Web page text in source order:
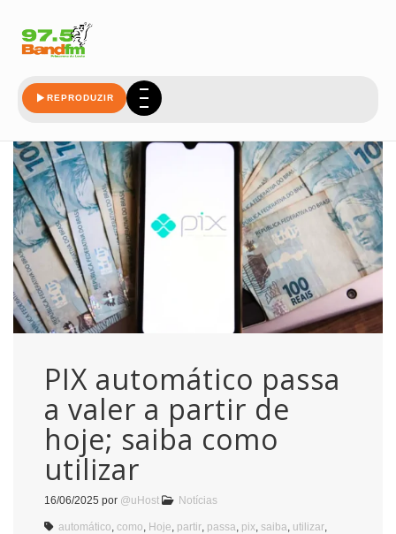
REPRODUZIR
PIX automático passa
a valer a partir de
hoje; saiba como
utilizar
16/06/2025 por @uHost Notícias
automático como Hoje partir passa pix saiba utilizar